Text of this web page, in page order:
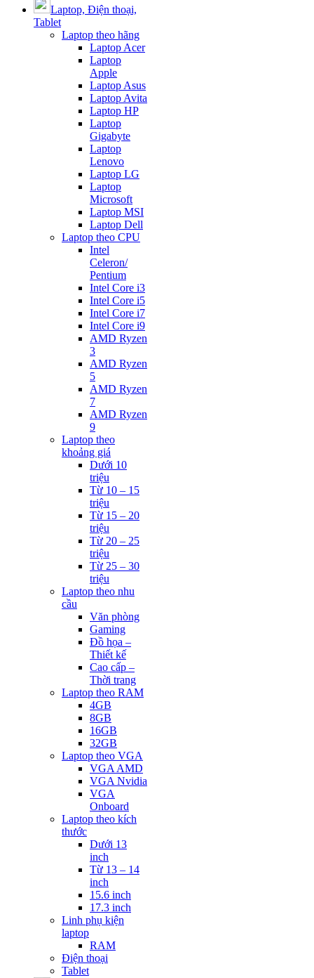
Laptop, Điện thoại,
Tablet
Laptop theo hãng
Laptop Acer
Laptop
Apple
Laptop Asus
Laptop Avita
Laptop HP
Laptop
Gigabyte
Laptop
Lenovo
Laptop LG
Laptop
Microsoft
Laptop MSI
Laptop Dell
Laptop theo CPU
Intel
Celeron/
Pentium
Intel Core i3
Intel Core i5
Intel Core i7
Intel Core i9
AMD Ryzen
3
AMD Ryzen
5
AMD Ryzen
7
AMD Ryzen
9
Laptop theo
khoảng giá
Dưới 10
triệu
Từ 10 – 15
triệu
Từ 15 – 20
triệu
Từ 20 – 25
triệu
Từ 25 – 30
triệu
Laptop theo nhu
cầu
Văn phòng
Gaming
Đồ họa –
Thiết kế
Cao cấp –
Thời trang
Laptop theo RAM
4GB
8GB
16GB
32GB
Laptop theo VGA
VGA AMD
VGA Nvidia
VGA
Onboard
Laptop theo kích
thước
Dưới 13
inch
Từ 13 – 14
inch
15.6 inch
17.3 inch
Linh phụ kiện
laptop
RAM
Điện thoại
Tablet